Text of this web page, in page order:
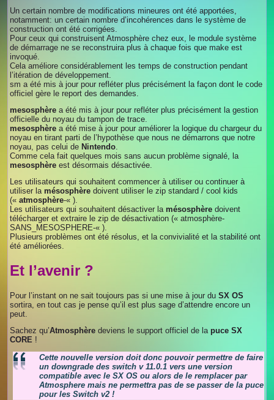
Un certain nombre de modifications mineures ont été apportées,
notamment: un certain nombre d’incohérences dans le système de
construction ont été corrigées.
Pour ceux qui construisent Atmosphère chez eux, le module système
de démarrage ne se reconstruira plus à chaque fois que make est
invoqué.
Cela améliore considérablement les temps de construction pendant
l’itération de développement.
sm a été mis à jour pour refléter plus précisément la façon dont le code
officiel gère le report des demandes.
mesosphèrea été mis à jour pour refléter plus précisément la gestion
officielle du noyau du tampon de trace.
mesosphèrea été mise à jour pour améliorer la logique du chargeur du
noyau en tirant parti de l’hypothèse que nous ne démarrons que notre
noyau, pas celui de Nintendo.
Comme cela fait quelques mois sans aucun problème signalé, la
mesosphèreest désormais désactivée.
Les utilisateurs qui souhaitent commencer à utiliser ou continuer à
utiliser lamésosphèredoivent utiliser le zip standard / cool kids
(«atmosphère-« ).
Les utilisateurs qui souhaitent désactiver lamésosphèredoivent
télécharger et extraire le zip de désactivation (« atmosphère-
SANS_MESOSPHERE-« ).
Plusieurs problèmes ont été résolus, et la convivialité et la stabilité ont
été améliorées.
Et l’avenir ?
Pour l’instant on ne sait toujours pas si une mise à jour du SX OS
sortira, en tout cas je pense qu’il est plus sage d’attendre encore un
peut.
Sachez qu’Atmosphère deviens le support officiel de lapuce SX
CORE !
Cette nouvelle version doit donc pouvoir permettre de faire
un downgrade des switch v 11.0.1 vers une version
compatible avec le SX OS ou alors de le remplacer par
Atmosphere mais ne permettra pas de se passer de la puce
pour les Switch v2 !